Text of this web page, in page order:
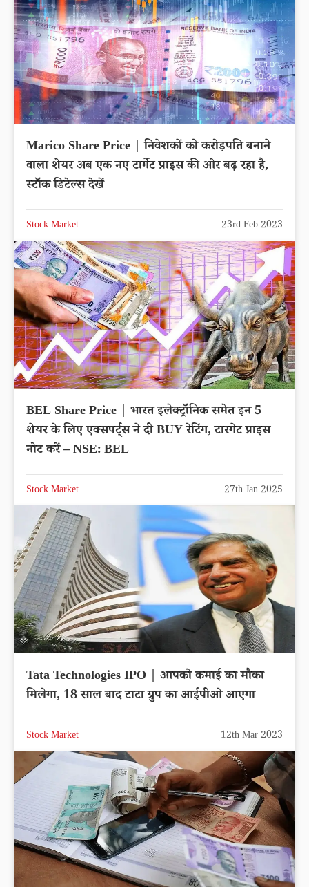
Marico Share Price | निवेशकों को करोड़पति बनाने
वाला शेयर अब एक नए टार्गेट प्राइस की ओर बढ़ रहा है,
स्टॉक डिटेल्स देखें
Stock Market 23rd Feb 2023
BEL Share Price | भारत इलेक्ट्रॉनिक समेत इन 5
शेयर के लिए एक्सपर्ट्स ने दी BUY रेटिंग, टारगेट प्राइस
नोट करें – NSE: BEL
Stock Market 27th Jan 2025
Tata Technologies IPO | आपको कमाई का मौका
मिलेगा, 18 साल बाद टाटा ग्रुप का आईपीओ आएगा
Stock Market 12th Mar 2023